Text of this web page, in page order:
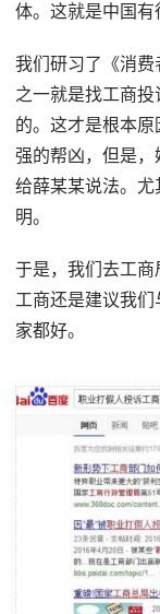
体。这就是中国有
我们研习了《消
之一就是找工商
的。这才是根本
强的帮凶，但是
给薛某某说法。
明。
于是，我们去工商
工商还是建议我
家都好。